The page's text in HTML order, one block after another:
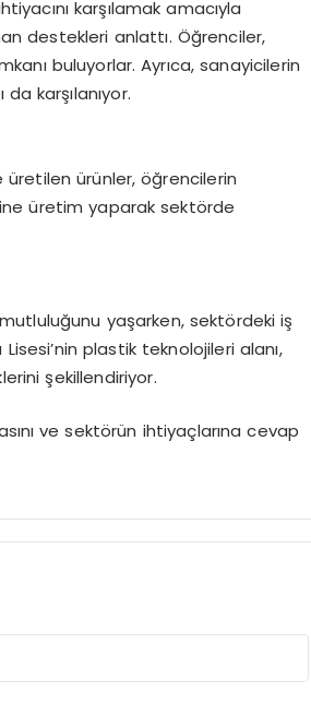
karşılamak amacıyla
destekleri anlattı. Öğrenciler,
buluyorlar. Ayrıca, sanayicilerin
karşılanıyor.
ürünler, öğrencilerin
üretim yaparak sektörde
yaşarken, sektördeki iş
plastik teknolojileri alanı,
şekillendiriyor.
ve sektörün ihtiyaçlarına cevap